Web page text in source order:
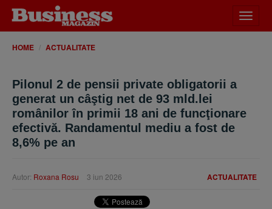
meniu
HOME ACTUALITATE
Pilonul 2 de pensii private obligatorii a
generat un câştig net de 93 mld.lei
românilor în primii 18 ani de funcţionare
efectivă. Randamentul mediu a fost de
8,6% pe an
ACTUALITATE
Autor: Roxana Rosu 3 iun 2026